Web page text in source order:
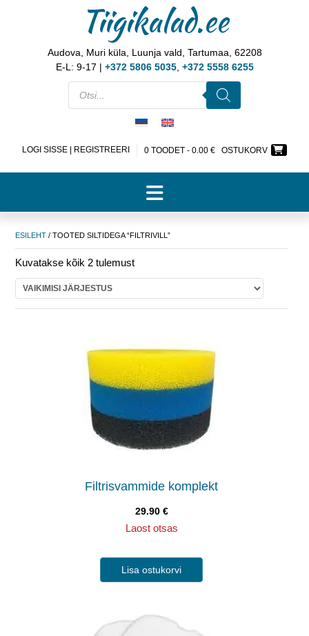
Tiigikalad.ee
Audova, Muri küla, Luunja vald, Tartumaa, 62208
E-L: 9-17 | +372 5806 5035, +372 5558 6255
LOGI SISSE | REGISTREERI 0 TOODET - 0.00 € OSTUKORV
ESILEHT / TOOTED SILTIDEGA “FILTRIVILL”
Kuvatakse kõik 2 tulemust
Filtrisvammide komplekt
29.90 €
Laost otsas
Lisa ostukorvi